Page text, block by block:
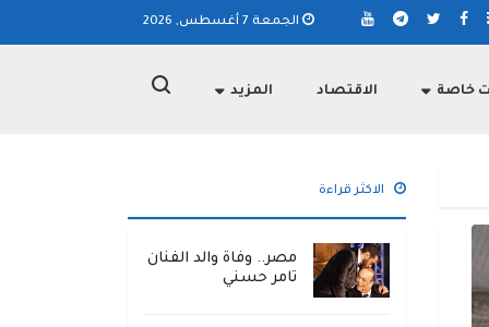
الجمعة 7 أغسطس, 2026
خاصة الاقتصاد المزيد
الاكثر قراءة
مصر.. وفاة والد الفنان
تامر حسني